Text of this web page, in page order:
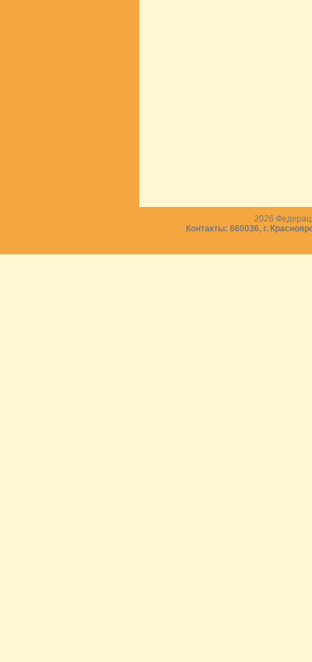
2026
Контакты: 660036, г.